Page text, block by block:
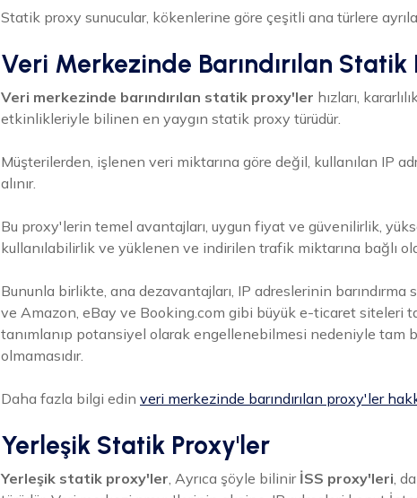
Statik proxy sunucular, kökenlerine göre çeşitli ana türlere
Veri Merkezinde Barındırılan Statik
Veri merkezinde barındırılan statik proxy'ler hızları,
etkinlikleriyle bilinen en yaygın statik proxy türüdür.
Müşterilerden, işlenen veri miktarına göre değil, kullanılan IP
alınır.
Bu proxy'lerin temel avantajları, uygun fiyat ve güvenilirlik,
kullanılabilirlik ve yüklenen ve indirilen trafik miktarına bağlı
Bununla birlikte, ana dezavantajları, IP adreslerinin barındırma
ve Amazon, eBay ve Booking.com gibi büyük e-ticaret siteleri
tanımlanıp potansiyel olarak engellenebilmesi nedeniyle tam
olmamasıdır.
Daha fazla bilgi edin veri merkezinde barındırılan proxy'ler
Yerleşik Statik Proxy'ler
Yerleşik statik proxy'ler , Ayrıca şöyle bilinir İSS proxy'leri ,